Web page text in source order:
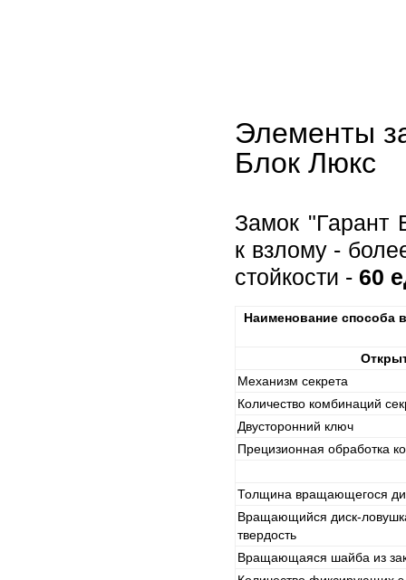
Элементы
Блок Люкс
Замок "Гарант
к взлому -
стойкости - 60
Наименование способа
Механизм секрета
Количество комбинаций
Двусторонний ключ
Прецизионная обработка
Толщина вращающегося
Вращающийся диск-
твердость
Вращающаяся шайба из